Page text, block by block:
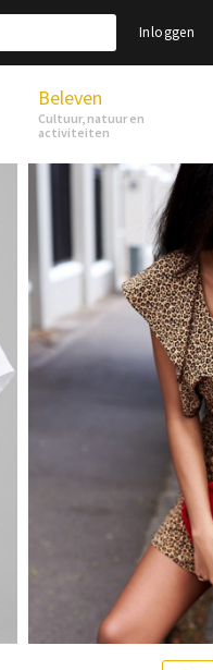
Inloggen
Beleven
Cultuur, natuur en
activiteiten